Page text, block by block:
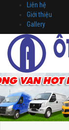
Liên hệ
Giới thiệu
Gallery